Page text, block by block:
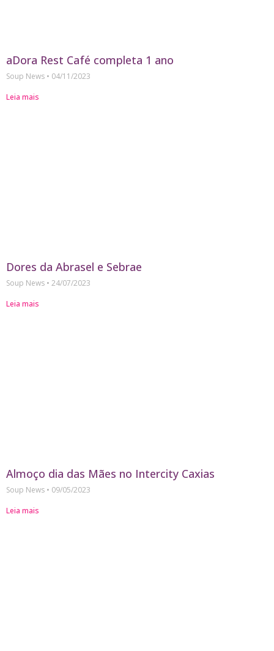
aDora Rest Café completa 1 ano
Soup News
04/11/2023
Leia mais
Dores da Abrasel e Sebrae
Soup News
24/07/2023
Leia mais
Almoço dia das Mães no Intercity Caxias
Soup News
09/05/2023
Leia mais